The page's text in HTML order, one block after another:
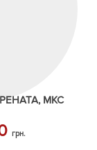
МКС
грн.